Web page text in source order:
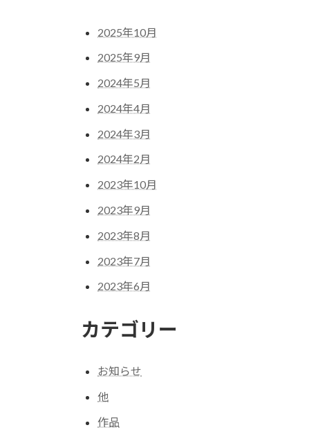
2025年10月
2025年9月
2024年5月
2024年4月
2024年3月
2024年2月
2023年10月
2023年9月
2023年8月
2023年7月
2023年6月
カテゴリー
お知らせ
他
作品